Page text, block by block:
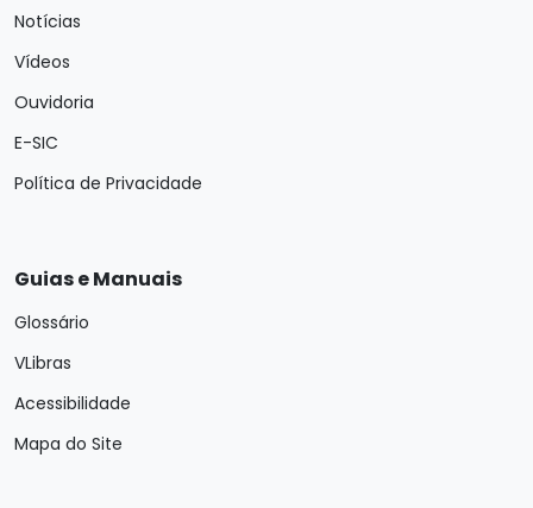
Notícias
Vídeos
Ouvidoria
E-SIC
Política de Privacidade
Guias e Manuais
Glossário
VLibras
Acessibilidade
Mapa do Site